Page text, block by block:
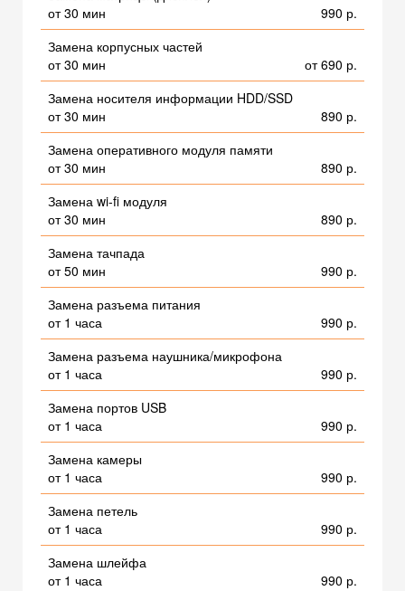
от 30 мин
990 р.
Замена корпусных частей
от 30 мин
от 690 р.
Замена носителя информации HDD/SSD
от 30 мин
890 р.
Замена оперативного модуля памяти
от 30 мин
890 р.
Замена wi-fi модуля
от 30 мин
890 р.
Замена тачпада
от 50 мин
990 р.
Замена разъема питания
от 1 часа
990 р.
Замена разъема наушника/микрофона
от 1 часа
990 р.
Замена портов USB
от 1 часа
990 р.
Замена камеры
от 1 часа
990 р.
Замена петель
от 1 часа
990 р.
Замена шлейфа
от 1 часа
990 р.